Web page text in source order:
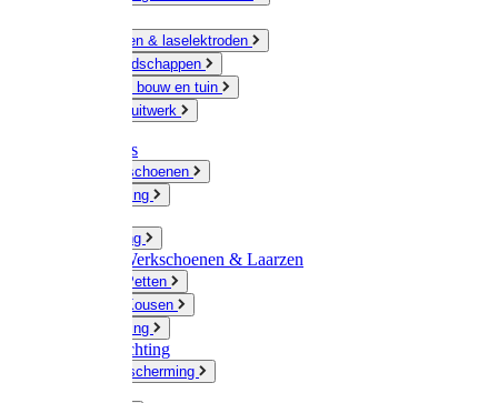
Slijpschijven & laselektroden
Handgereedschappen
IJzerwaren bouw en tuin
Hang en sluitwerk
Disposables
Werkhandschoenen
Regenkleding
Werkkleding
Wandel-/ Werkschoenen & Laarzen
Hoeden / Petten
Sokken / Kousen
Winterkleding
Winkelinrichting
Gelaatsbescherming